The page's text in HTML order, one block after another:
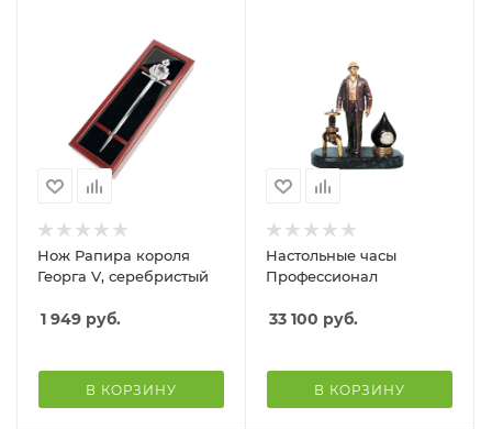
Нож Рапира короля
Георга V, серебристый
1 949 руб.
В КОРЗИНУ
Настольные часы
Профессионал
33 100 руб.
В КОРЗИНУ